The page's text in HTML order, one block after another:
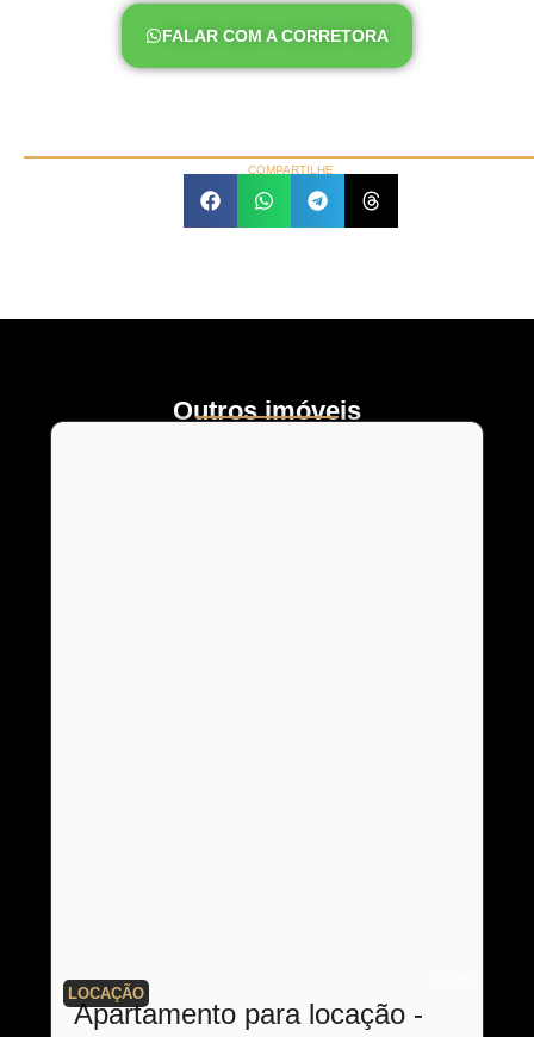
FALAR COM A CORRETORA
COMPARTILHE
Outros imóveis
LOCAÇÃO
Apartamento para locação -